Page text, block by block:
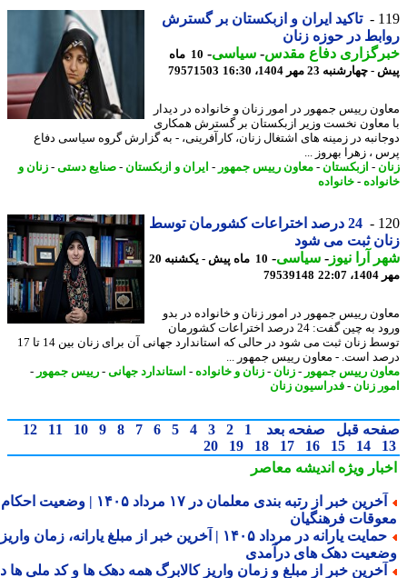
تاکید ایران و ازبکستان بر گسترش
در حوزه زنان
دفاع مقدس-سیاسی-
10 ماه
23 مهر 1404، 16:30
79571503
رییس جمهور در امور زنان و خانواده در دیدار
نخست وزیر ازبکستان بر گسترش همکاری
در زمینه های اشتغال زنان، کارآفرینی، - به گزارش گروه سیاسی دفاع
، زهرا بهروز ...
-ازبکستان-معاون رییس جمهور-ایران و ازبکستان-صنایع دستی-زنان و
- خانواده
24 درصد اختراعات کشورمان توسط
ثبت می شود
آرا نیوز-سیاسی-
10 ماه پیش - یکشنبه 20
79539148
رییس جمهور در امور زنان و خانواده در بدو
ورود به چین گفت: 24 درصد اختراعات کشورمان
توسط زنان ثبت می شود در حالی که استاندارد جهانی آن برای زنان بین 14 تا 17
است. - معاون رییس جمهور ...
رییس جمهور-زنان -زنان و خانواده- استاندارد جهانی-رییس جمهور-
زنان -فدراسیون زنان
قبل صفحه بعد 1
2
3
4
5
6
7
8
9
10
11
12
14
15
16
17
18
19
20
ویژهاندیشه معاصر
آخرین خبر از رتبه بندی معلمان در ۱۷ مرداد ۱۴۰۵ | وضعیت احکام و
فرهنگیان
حمایت یارانه در مرداد ۱۴۰۵ | آخرین خبر از مبلغ یارانه، زمان واریز و
دهک های درآمدی
خبر از مبلغ و زمان واریز کالابرگ همه دهک ها و کد ملی ها در